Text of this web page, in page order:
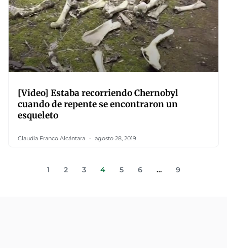
[Video] Estaba recorriendo Chernobyl
cuando de repente se encontraron un
esqueleto
Claudia Franco Alcántara agosto 28, 2019
1 2 3 4 5 6 … 9